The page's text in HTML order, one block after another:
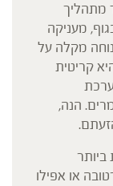
מתהליך
מעניקה
מקלה על
קריטית
הנה,
או אפילו